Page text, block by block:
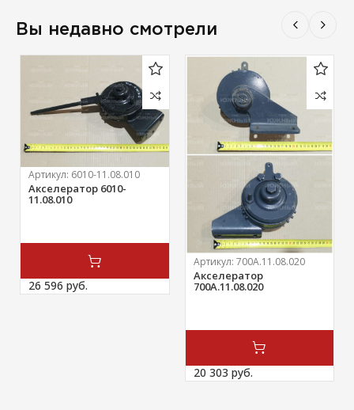
Вы недавно смотрели
Артикул: 6010-11.08.010
Акселератор 6010-
11.08.010
26 596 руб.
Артикул: 700А.11.08.020
Акселератор
700А.11.08.020
20 303 руб.